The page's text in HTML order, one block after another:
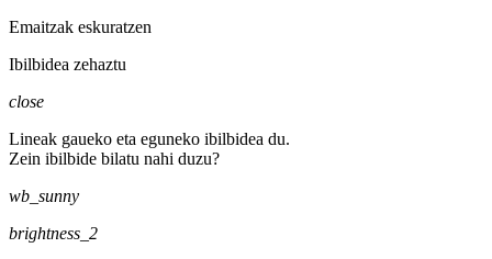
Emaitzak eskuratzen
Ibilbidea zehaztu
close
Lineak gaueko eta eguneko ibilbidea du.
Zein ibilbide bilatu nahi duzu?
wb_sunny
brightness_2